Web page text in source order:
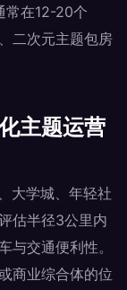
常在12-20个
二次元主题包房
主题运营
大学城、年轻社
估半径3公里内
与交通便利性。
商业综合体的位